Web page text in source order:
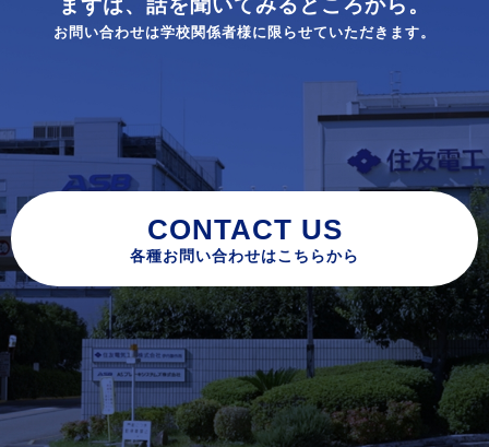
まずは、話を聞いてみるところから。
お問い合わせは学校関係者様に限らせていただきます。
CONTACT US
各種お問い合わせはこちらから